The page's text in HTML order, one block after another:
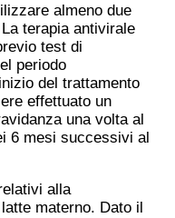
almeno due
terapia antivirale
test di
periodo
del trattamento
effettuato un
una volta al
6 mesi successivi al
alla
materno. Dato il